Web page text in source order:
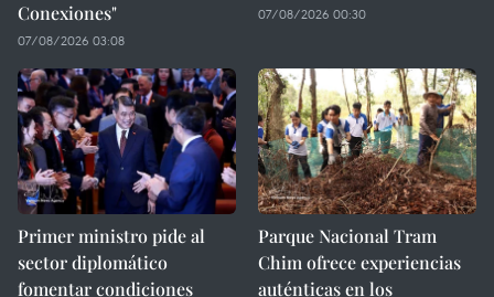
Conexiones"
07/08/2026 03:08
07/08/2026 00:30
Primer ministro pide al
sector diplomático
fomentar condiciones
Parque Nacional Tram
Chim ofrece experiencias
auténticas en los